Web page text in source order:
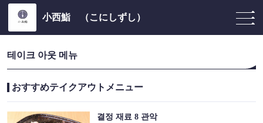
小西鮨 （こにしずし）
테이크 아웃 메뉴
おすすめテイクアウトメニュー
결정 재료 8 관악